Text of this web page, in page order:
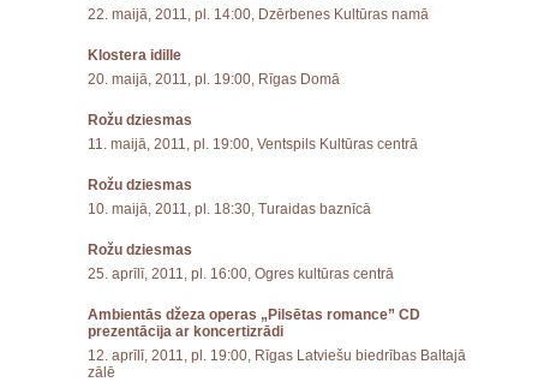
22. maijā, 2011, pl. 14:00, Dzērbenes Kultūras namā
Klostera idille
20. maijā, 2011, pl. 19:00, Rīgas Domā
Rožu dziesmas
11. maijā, 2011, pl. 19:00, Ventspils Kultūras centrā
Rožu dziesmas
10. maijā, 2011, pl. 18:30, Turaidas baznīcā
Rožu dziesmas
25. aprīlī, 2011, pl. 16:00, Ogres kultūras centrā
Ambientās džeza operas „Pilsētas romance” CD
prezentācija ar koncertizrādi
12. aprīlī, 2011, pl. 19:00, Rīgas Latviešu biedrības Baltajā
zālē